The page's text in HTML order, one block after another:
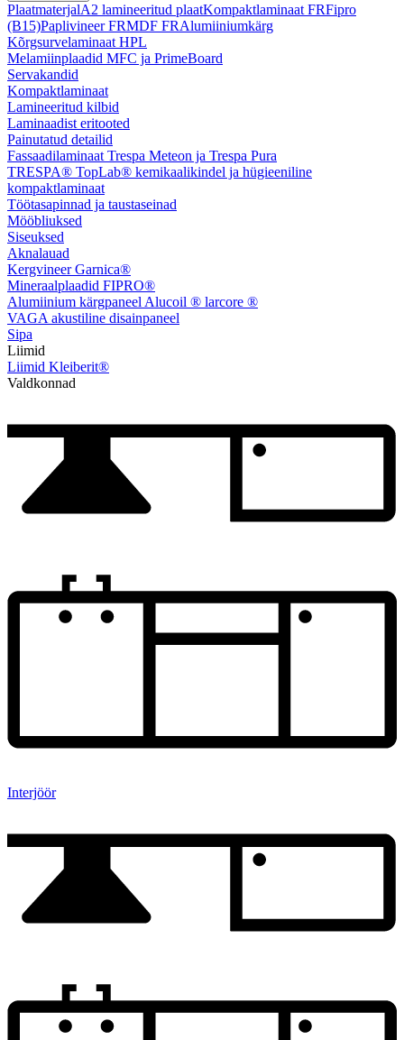
PlaatmaterjalA2 lamineeritud plaatKompaktlaminaat FRFipro
(B15)Paplivineer FRMDF FRAlumiiniumkärg
Kõrgsurvelaminaat HPL
Melamiinplaadid MFC ja PrimeBoard
Servakandid
Kompaktlaminaat
Lamineeritud kilbid
Laminaadist eritooted
Painutatud detailid
Fassaadilaminaat Trespa Meteon ja Trespa Pura
TRESPA® TopLab® kemikaalikindel ja hügieeniline
kompaktlaminaat
Töötasapinnad ja taustaseinad
Mööbliuksed
Siseuksed
Aknalauad
Kergvineer Garnica®
Mineraalplaadid FIPRO®
Alumiinium kärgpaneel Alucoil ® larcore ®
VAGA akustiline disainpaneel
Sipa
Liimid
Liimid Kleiberit®
Valdkonnad
Interjöör